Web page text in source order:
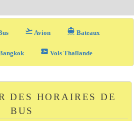
flight_takeoff Avion directions_boat Bateaux
airplane_ticket Vols Thaïlande
DES HORAIRES DE
BUS